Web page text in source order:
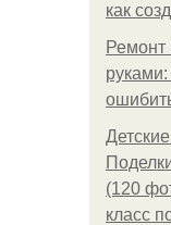
как
Ремонт
руками:
(120
класс